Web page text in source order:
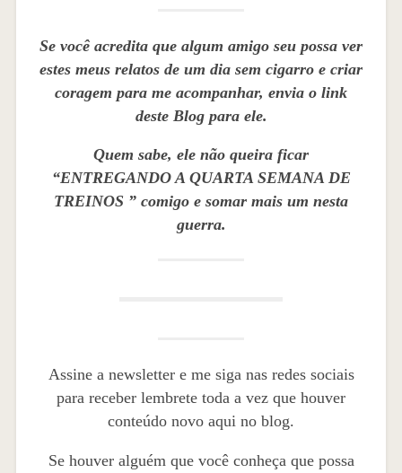
Se você acredita que algum amigo seu possa ver
estes meus relatos de um dia sem cigarro e criar
coragem para me acompanhar, envia o link
deste Blog para ele.
Quem sabe, ele não queira ficar
“ENTREGANDO A QUARTA SEMANA DE
TREINOS ” comigo e somar mais um nesta
guerra.
Assine a newsletter e me siga nas redes sociais
para receber lembrete toda a vez que houver
conteúdo novo aqui no blog.
Se houver alguém que você conheça que possa